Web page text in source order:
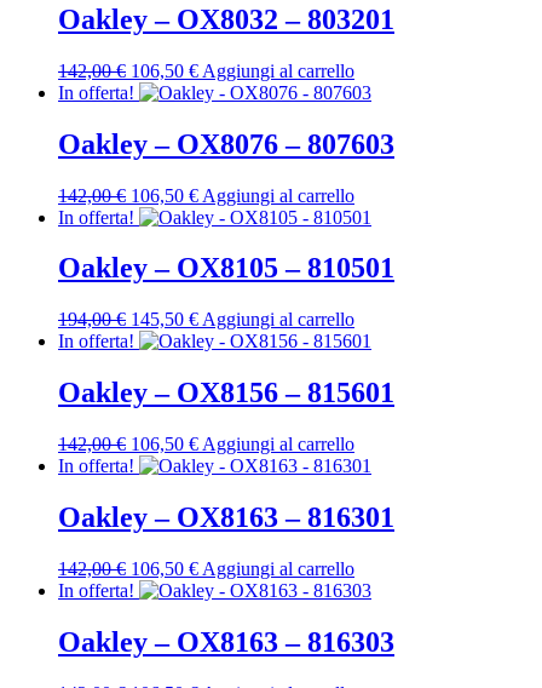
più
recente
Oakley – OX8032 – 803201
142,00€ Il
prezzo
142,00 €.
106,50 €Il
prezzo
è:
106,50 €.
Aggiungi al carrello
In offerta!
Oakley – OX8076 – 807603
142,00€ Il
prezzo
era:
142,00 €.
106,50 €Il
prezzo
è:
106,50 €.
Aggiungi al carrello
In offerta!
Oakley – OX8105 – 810501
194,00€ Il
prezzo
194,00 €.
145,50 €Il
prezzo
è:
145,50 €.
Aggiungi al carrello
In offerta!
Oakley – OX8156 – 815601
142,00€ Il
prezzo
142,00 €.
106,50 €Il
prezzo
è:
106,50 €.
Aggiungi al carrello
In offerta!
Oakley – OX8163 – 816301
142,00€ Il
prezzo
142,00 €.
106,50 €Il
prezzo
è:
106,50 €.
Aggiungi al carrello
In offerta!
Oakley – OX8163 – 816303